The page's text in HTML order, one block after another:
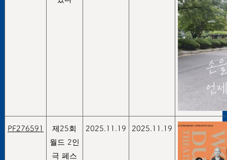
PF276591
제25회
월드 2인
극 페스
2025.11.19 2025.11.19